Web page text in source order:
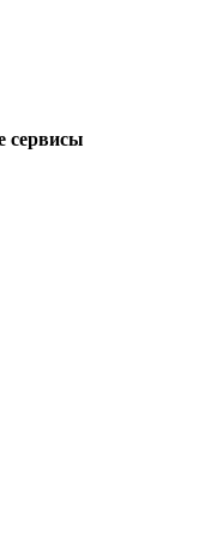
сервисы